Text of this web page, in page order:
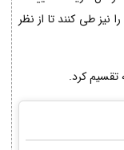
طی کنند تا از نظر
تقسیم کرد.